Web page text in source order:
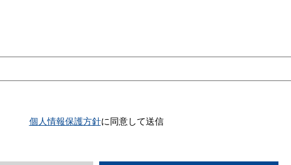
個人情報保護方針に同意して送信